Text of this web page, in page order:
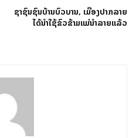
ຊາຊົນຊົນບ້ານບົວບານ, ເມືອງປາກລາຍ
ໄດ້ນໍາໃຊ້ຂົວຂ້າມແມ່ນໍາລາຍແລ້ວ